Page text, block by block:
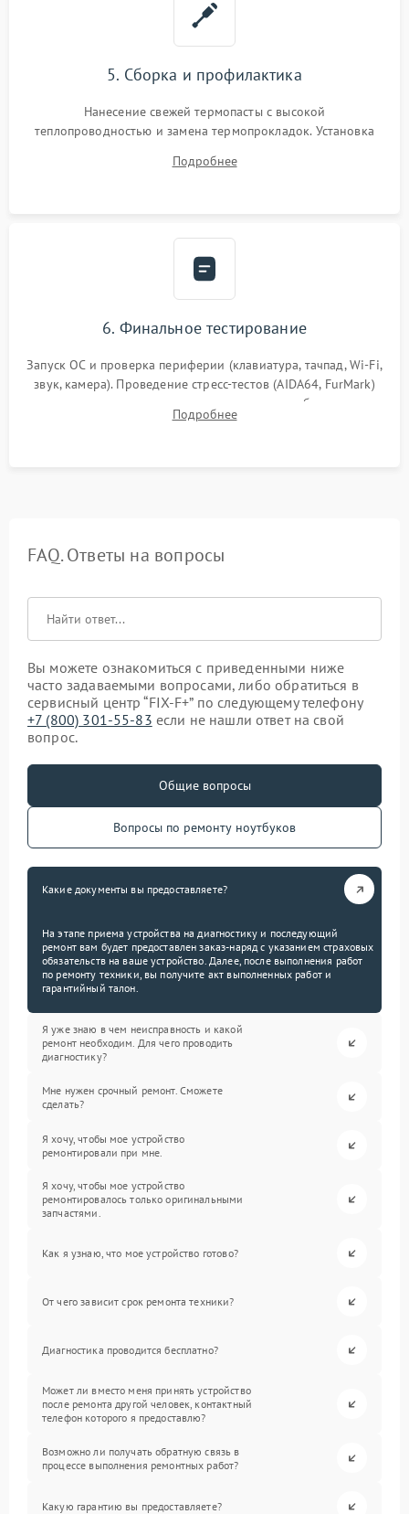
5. Сборка и профилактика
Нанесение свежей термопасты с высокой
теплопроводностью и замена термопрокладок. Установка
шлейфов, модулей памяти и накопителей. Предварительная
Подробнее
6. Финальное тестирование
Запуск ОС и проверка периферии (клавиатура, тачпад, Wi-Fi,
звук, камера). Проведение стресс-тестов (AIDA64, FurMark)
для контроля температурного режима и стабильности
системы под пиковой нагрузкой.
Подробнее
FAQ. Ответы на вопросы
Вы можете ознакомиться с приведенными ниже
часто задаваемыми вопросами, либо обратиться в
сервисный центр “FIX-F+” по следующему телефону
+7 (800) 301-55-83 если не нашли ответ на свой
вопрос.
Общие вопросы
Вопросы по ремонту ноутбуков
Какие документы вы предоставляете?
На этапе приема устройства на диагностику и последующий
ремонт вам будет предоставлен заказ-наряд с указанием страховых
обязательств на ваше устройство. Далее, после выполнения работ
по ремонту техники, вы получите акт выполненных работ и
гарантийный талон.
Я уже знаю в чем неисправность и какой
ремонт необходим. Для чего проводить
диагностику?
Мне нужен срочный ремонт. Сможете
сделать?
Я хочу, чтобы мое устройство
ремонтировали при мне.
Я хочу, чтобы мое устройство
ремонтировалось только оригинальными
запчастями.
Как я узнаю, что мое устройство готово?
От чего зависит срок ремонта техники?
Диагностика проводится бесплатно?
Может ли вместо меня принять устройство
после ремонта другой человек, контактный
телефон которого я предоставлю?
Возможно ли получать обратную связь в
процессе выполнения ремонтных работ?
Какую гарантию вы предоставляете?